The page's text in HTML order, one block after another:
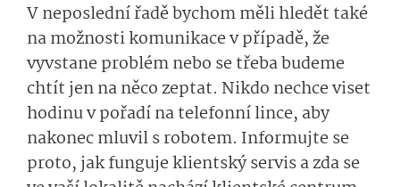
V neposlední řadě bychom měli hledět také
na možnosti komunikace v případě, že
vyvstane problém nebo se třeba budeme
chtít jen na něco zeptat. Nikdo nechce viset
hodinu v pořadí na telefonní lince, aby
nakonec mluvil s robotem. Informujte se
proto, jak funguje klientský servis a zda se